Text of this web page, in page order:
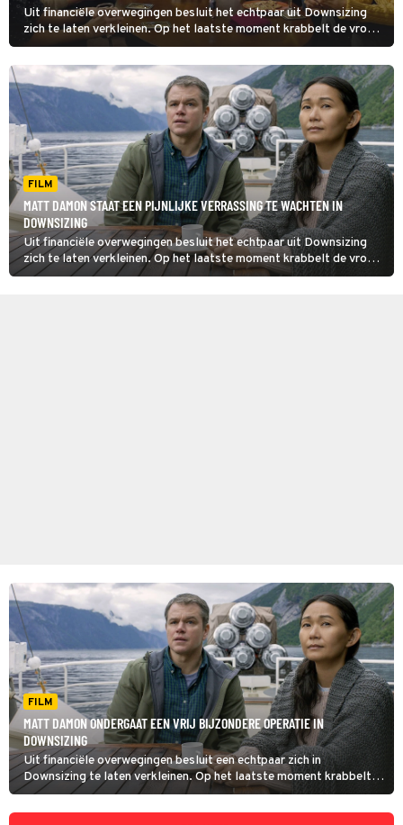
Uit financiële overwegingen besluit het echtpaar uit Downsizing
zich te laten verkleinen. Op het laatste moment krabbelt de vrouw
terug.
FILM
MATT DAMON STAAT EEN PIJNLIJKE VERRASSING TE WACHTEN IN
DOWNSIZING
Uit financiële overwegingen besluit het echtpaar uit Downsizing
zich te laten verkleinen. Op het laatste moment krabbelt de vrouw
terug.
FILM
MATT DAMON ONDERGAAT EEN VRIJ BIJZONDERE OPERATIE IN
DOWNSIZING
Uit financiële overwegingen besluit een echtpaar zich in
Downsizing te laten verkleinen. Op het laatste moment krabbelt
de vrouw terug.